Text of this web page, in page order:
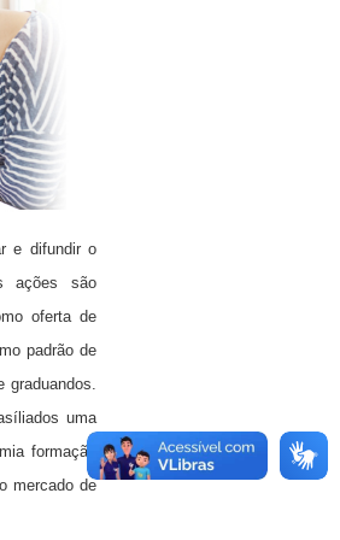
e difundir o
ações são
oferta de
padrão de
uma
formação
mercado de